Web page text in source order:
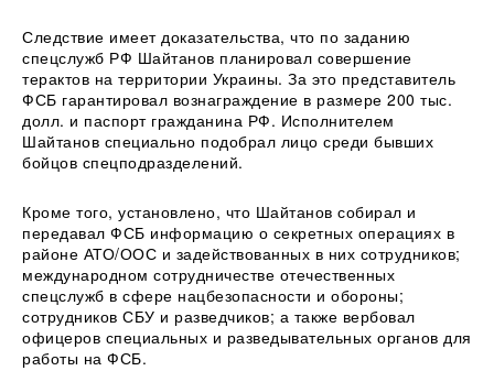
Следствие имеет доказательства, что по заданию
спецслужб РФ Шайтанов планировал совершение
терактов на территории Украины. За это представитель
ФСБ гарантировал вознаграждение в размере 200 тыс.
долл. и паспорт гражданина РФ. Исполнителем
Шайтанов специально подобрал лицо среди бывших
бойцов спецподразделений.
Кроме того, установлено, что Шайтанов собирал и
передавал ФСБ информацию о секретных операциях в
районе АТО/ООС и задействованных в них сотрудников;
международном сотрудничестве отечественных
спецслужб в сфере нацбезопасности и обороны;
сотрудников СБУ и разведчиков; а также вербовал
офицеров специальных и разведывательных органов для
работы на ФСБ.